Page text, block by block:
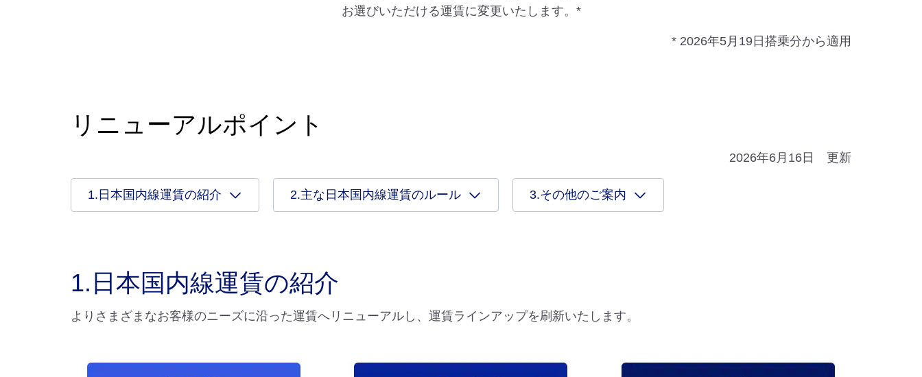
お選びいただける運賃に変更いたします。*
* 2026年5月19日搭乗分から適用
リニューアルポイント
2026年6月16日 更新
1.日本国内線運賃の紹介 2.主な日本国内線運賃のルール 3.その他のご案内
1.日本国内線運賃の紹介
よりさまざまなお客様のニーズに沿った運賃へリニューアルし、運賃ラインアップを刷新いたします。